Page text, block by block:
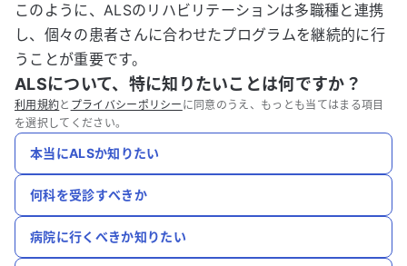
このように、ALSのリハビリテーションは多職種と連携
し、個々の患者さんに合わせたプログラムを継続的に行
うことが重要です。
ALSについて、特に知りたいことは何ですか？
利用規約と プライバシーポリシー に同意のうえ、もっとも当てはまる項目
を選択してください。
本当にALSか知りたい
何科を受診すべきか
病院に行くべきか知りたい